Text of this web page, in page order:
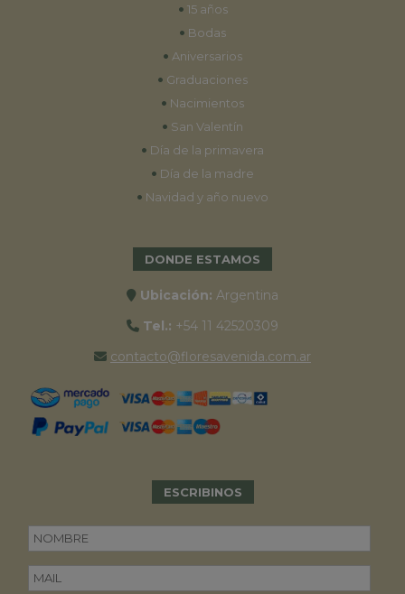
• 15 años
• Bodas
• Aniversarios
• Graduaciones
• Nacimientos
• San Valentín
• Día de la primavera
• Día de la madre
• Navidad y año nuevo
DONDE ESTAMOS
Ubicación: Argentina
Tel.: +54 11 42520309
contacto@floresavenida.com.ar
ESCRIBINOS